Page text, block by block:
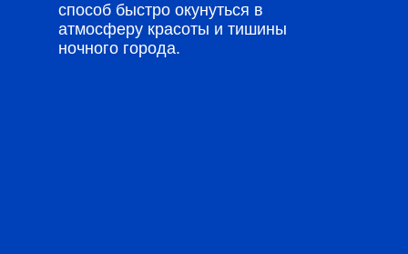
способ быстро окунуться в
атмосферу красоты и тишины
ночного города.